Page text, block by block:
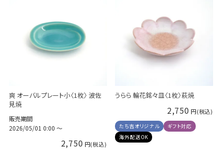
爽 オーバルプレート小〈1枚〉 波佐
見焼
販売期間
2026/05/01 0:00 〜
2,750
うらら 輪花銘々皿〈1枚〉萩焼
2,750
たち吉オリジナル
ギフト対応
海外配送OK